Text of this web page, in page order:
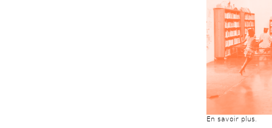
En savoir plus.